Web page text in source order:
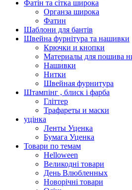
Фатін та сітка широка
Органза широка
Фатин
Шаблони для бантів
Швейна фурнітура та нашивки
Крючки и кнопки
Материалы для пошива
Нашивки
Нитки
Швейная фурнитура
Штампінг , блиск і фарба
Гліттер
Трафареты и маски
уцінка
Ленты Уценка
Бумага Уценка
Товари по темам
Helloween
Великодні товари
День Влюбленных
Новорічні товари